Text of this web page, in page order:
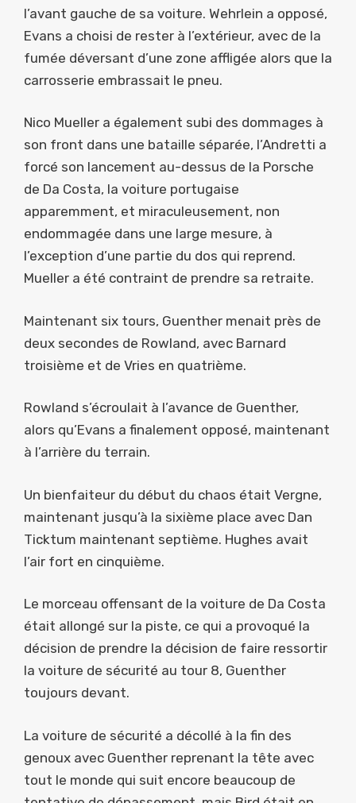
l’avant gauche de sa voiture. Wehrlein a opposé,
Evans a choisi de rester à l’extérieur, avec de la
fumée déversant d’une zone affligée alors que la
carrosserie embrassait le pneu.
Nico Mueller a également subi des dommages à
son front dans une bataille séparée, l’Andretti a
forcé son lancement au-dessus de la Porsche
de Da Costa, la voiture portugaise
apparemment, et miraculeusement, non
endommagée dans une large mesure, à
l’exception d’une partie du dos qui reprend.
Mueller a été contraint de prendre sa retraite.
Maintenant six tours, Guenther menait près de
deux secondes de Rowland, avec Barnard
troisième et de Vries en quatrième.
Rowland s’écroulait à l’avance de Guenther,
alors qu’Evans a finalement opposé, maintenant
à l’arrière du terrain.
Un bienfaiteur du début du chaos était Vergne,
maintenant jusqu’à la sixième place avec Dan
Ticktum maintenant septième. Hughes avait
l’air fort en cinquième.
Le morceau offensant de la voiture de Da Costa
était allongé sur la piste, ce qui a provoqué la
décision de prendre la décision de faire ressortir
la voiture de sécurité au tour 8, Guenther
toujours devant.
La voiture de sécurité a décollé à la fin des
genoux avec Guenther reprenant la tête avec
tout le monde qui suit encore beaucoup de